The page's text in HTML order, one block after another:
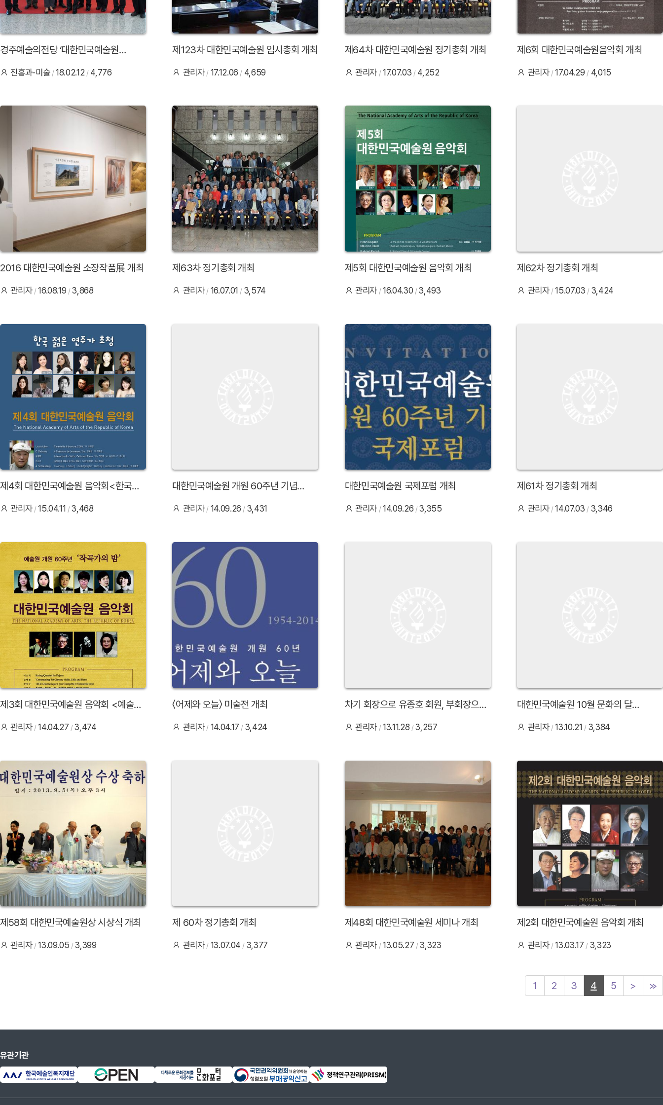
경주예술의전당 ‘대한민국예술원
진흥과-미술 18.02.12 4,776
제123차 대한민국예술원 임시총회 개최
관리자 17.12.06 4,659
제64차 대한민국예술원 정기총회 개최
관리자 17.07.03 4,252
제6회 대한민국예술원음악회 개최
관리자 17.04.29 4,015
2016 대한민국예술원 소장작품展 개최
관리자 16.08.19 3,868
41
제63차 정기총회 개최
관리자 16.07.01 3,574
40
제5회 대한민국예술원 음악회 개최
관리자 16.04.30 3,493
제62차 정기총회 개최
관리자 15.07.03 3,424
제4회 대한민국예술원 음악회<한국
관리자 15.04.11 3,468
대한민국예술원 개원 60주년 기념
관리자 14.09.26 3,431
36
대한민국예술원 국제포럼 개최
관리자 14.09.26 3,355
제61차 정기총회 개최
관리자 14.07.03 3,346
34
제3회 대한민국예술원 음악회 <예술원
관리자 14.04.27 3,474
〈어제와 오늘〉 미술전 개최
관리자 14.04.17 3,424
차기 회장으로 유종호 회원, 부회장으로
관리자 13.11.28 3,257
대한민국예술원 10월 문화의 달
관리자 13.10.21 3,384
30
제58회 대한민국예술원상 시상식 개최
관리자 13.09.05 3,399
제 60차 정기총회 개최
관리자 13.07.04 3,377
제48회 대한민국예술원 세미나 개최
관리자 13.05.27 3,323
제2회 대한민국예술원 음악회 개최
관리자 13.03.17 3,323
1 2 3 4 5 > ≫
유관기관